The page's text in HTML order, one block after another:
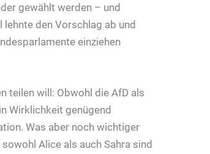
gewählt werden – und
den Vorschlag ab und
einziehen
teilen will: Obwohl die AfD als
Wirklichkeit genügend
Was aber noch wichtiger
Alice als auch Sahra sind